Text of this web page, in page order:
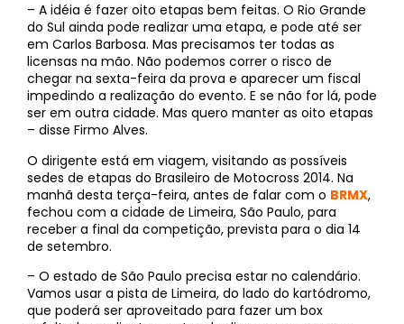
– A idéia é fazer oito etapas bem feitas. O Rio Grande
do Sul ainda pode realizar uma etapa, e pode até ser
em Carlos Barbosa. Mas precisamos ter todas as
licensas na mão. Não podemos correr o risco de
chegar na sexta-feira da prova e aparecer um fiscal
impedindo a realização do evento. E se não for lá, pode
ser em outra cidade. Mas quero manter as oito etapas
– disse Firmo Alves.
O dirigente está em viagem, visitando as possíveis
sedes de etapas do Brasileiro de Motocross 2014. Na
manhã desta terça-feira, antes de falar com o BRMX,
fechou com a cidade de Limeira, São Paulo, para
receber a final da competição, prevista para o dia 14
de setembro.
– O estado de São Paulo precisa estar no calendário.
Vamos usar a pista de Limeira, do lado do kartódromo,
que poderá ser aproveitado para fazer um box